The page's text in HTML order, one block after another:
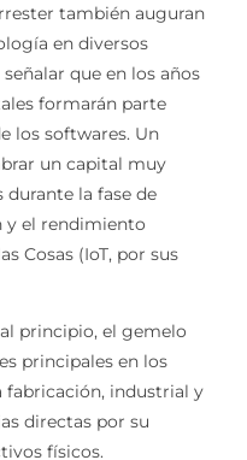
también auguran
en diversos
que en los años
formarán parte
los softwares. Un
un capital muy
durante la fase de
y el rendimiento
Cosas (IoT, por sus
principio, el gemelo
principales en los
fabricación, industrial y
directas por su
físicos.